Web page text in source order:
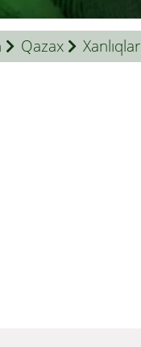
Qazax Xanlıqlar